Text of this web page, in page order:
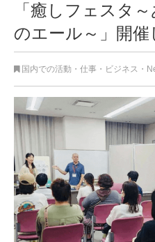
「癒しフェスタ
のエール～」開催
国内での活動 ・仕事・ビジネス ・